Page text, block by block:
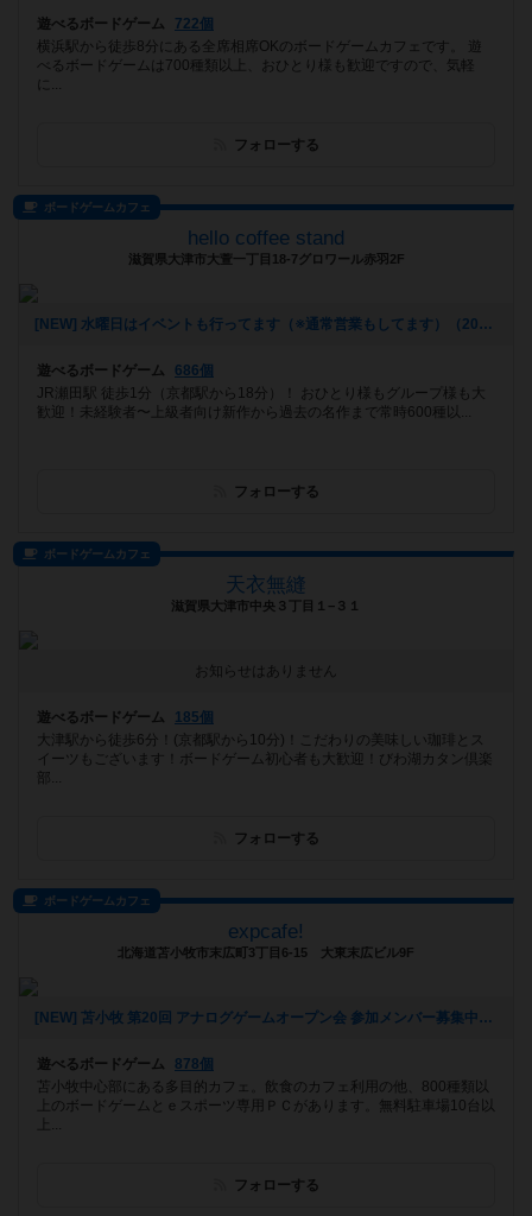
遊べるボードゲーム
722個
横浜駅から徒歩8分にある全席相席OKのボードゲームカフェです。 遊
べるボードゲームは700種類以上、おひとり様も歓迎ですので、気軽
に...
フォローする
ボードゲームカフェ
hello coffee stand
滋賀県大津市大萱一丁目18-7グロワール赤羽2F
[NEW] 水曜日はイベントも行ってます（※通常営業もしてます）（2024年11月22日 16時51分）
遊べるボードゲーム
686個
JR瀬田駅 徒歩1分（京都駅から18分）！ おひとり様もグループ様も大
歓迎！未経験者〜上級者向け新作から過去の名作まで常時600種以...
フォローする
ボードゲームカフェ
天衣無縫
滋賀県大津市中央３丁目１−３１
お知らせはありません
遊べるボードゲーム
185個
大津駅から徒歩6分！(京都駅から10分)！こだわりの美味しい珈琲とス
イーツもございます！ボードゲーム初心者も大歓迎！びわ湖カタン倶楽
部...
フォローする
ボードゲームカフェ
expcafe!
北海道苫小牧市末広町3丁目6-15 大東末広ビル9F
[NEW] 苫小牧 第20回 アナログゲームオープン会 参加メンバー募集中！（2024年09月05日 23時49分）
遊べるボードゲーム
878個
苫小牧中心部にある多目的カフェ。飲食のカフェ利用の他、800種類以
上のボードゲームとｅスポーツ専用ＰＣがあります。無料駐車場10台以
上...
フォローする